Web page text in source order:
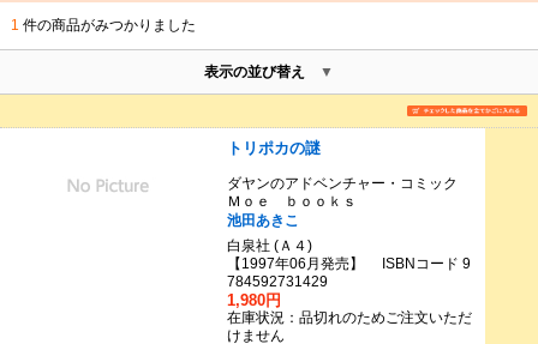
1 件の商品がみつかりました
表示の並び替え
トリポカの謎
ダヤンのアドベンチャー・コミック
Ｍｏｅ ｂｏｏｋｓ
池田あきこ
白泉社 (Ａ４)
【1997年06月発売】 ISBNコード 9
784592731429
1,980円
在庫状況：品切れのためご注文いただ
けません